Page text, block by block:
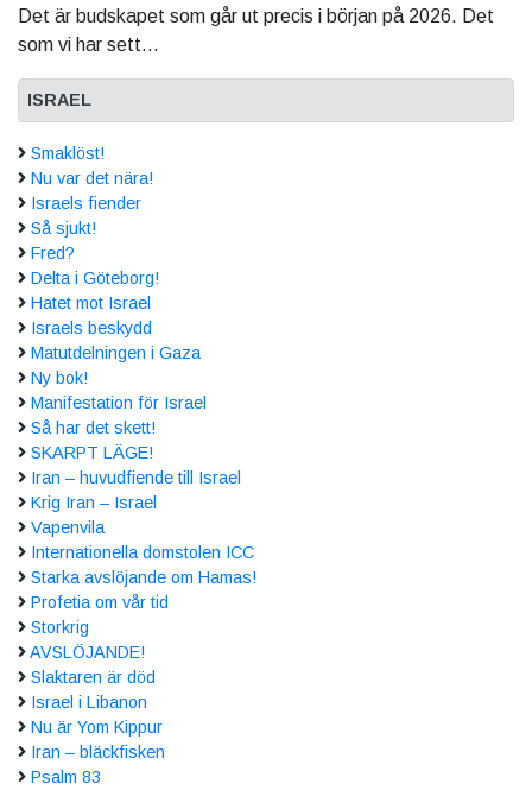
Det är budskapet som går ut precis i början på 2026. Det
som vi har sett...
ISRAEL
Smaklöst!
Nu var det nära!
Israels fiender
Så sjukt!
Fred?
Delta i Göteborg!
Hatet mot Israel
Israels beskydd
Matutdelningen i Gaza
Ny bok!
Manifestation för Israel
Så har det skett!
SKARPT LÄGE!
Iran – huvudfiende till Israel
Krig Iran – Israel
Vapenvila
Internationella domstolen ICC
Starka avslöjande om Hamas!
Profetia om vår tid
Storkrig
AVSLÖJANDE!
Slaktaren är död
Israel i Libanon
Nu är Yom Kippur
Iran – bläckfisken
Psalm 83